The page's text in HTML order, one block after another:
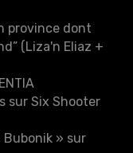
province dont
(Liza'n Eliaz +
Six Shooter
» sur